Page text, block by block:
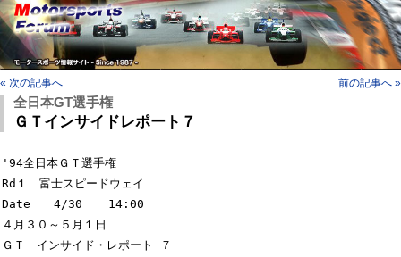
« 次の記事へ 前の記事へ »
全日本GT選手権
ＧＴインサイドレポート７
'94全日本ＧＴ選手権
Rd１　富士スピードウェイ
Date　　4/30 　 14:00
４月３０～５月１日
ＧＴ　インサイド・レポート ７